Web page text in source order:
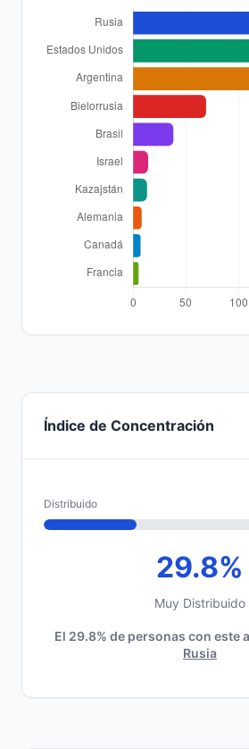
Índice de Concentración
Distribuido
29.8%
Muy Distribuido
El 29.8% de personas con este
Rusia